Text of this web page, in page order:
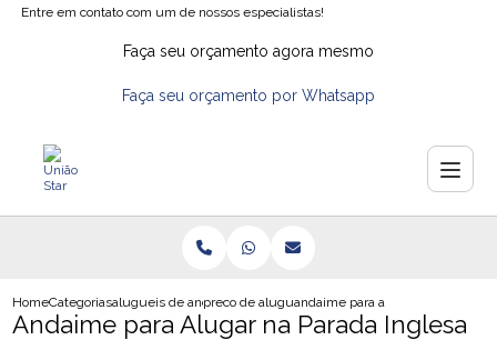
Entre em contato com um de nossos especialistas!
Faça seu orçamento agora mesmo
Faça seu orçamento por Whatsapp
HomeCategoriasalugueis de andaimespreco de aluguel de andaime tubular
andaime para alugar na parada
Andaime para Alugar na Parada Inglesa